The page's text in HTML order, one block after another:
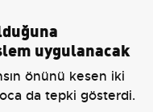
uygulanacak
önünü kesen iki
da tepki gösterdi.